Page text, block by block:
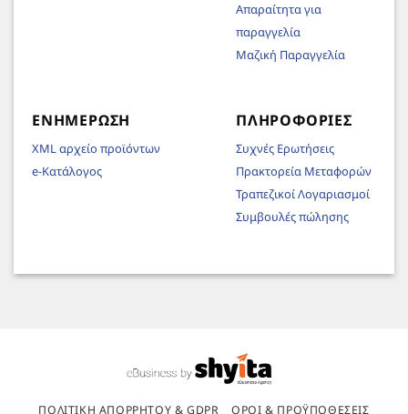
Απαραίτητα για
παραγγελία
Μαζική Παραγγελία
ΕΝΗΜΈΡΩΣΗ
XML αρχείο προϊόντων
e-Κατάλογος
ΠΛΗΡΟΦΟΡΊΕΣ
Συχνές Ερωτήσεις
Πρακτορεία Μεταφορών
Τραπεζικοί Λογαριασμοί
Συμβουλές πώλησης
ΠΟΛΙΤΙΚΉ ΑΠΟΡΡΉΤΟΥ & GDPR ΌΡΟΙ & ΠΡΟΫΠΟΘΈΣΕΙΣ